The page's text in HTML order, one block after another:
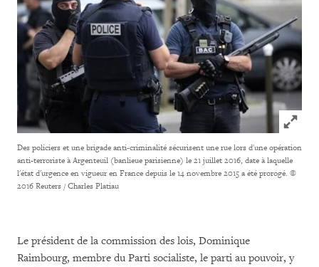
Click to
Des policiers et une brigade anti-criminalité sécurisent une rue lors d'une opération
anti-terroriste à Argenteuil (banlieue parisienne) le 21 juillet 2016, date à laquelle
l'état d'urgence en vigueur en France depuis le 14 novembre 2015 a été prorogé. ©
2016 Reuters / Charles Platiau
Le président de la commission des lois, Dominique
Raimbourg, membre du Parti socialiste, le parti au pouvoir, y